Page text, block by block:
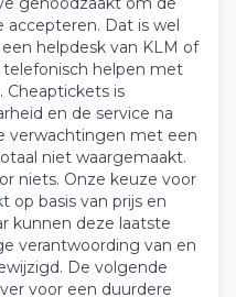
Dat is wel
helpdesk van KLM of
telefonisch helpen met
Cheaptickets is
en de service na
verwachtingen met een
niet waargemaakt.
niets. Onze keuze voor
op basis van prijs en
kunnen deze laatste
verantwoording van en
De volgende
voor een duurdere